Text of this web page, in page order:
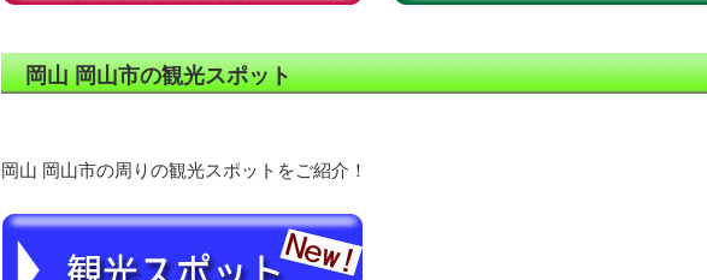
岡山 岡山市の観光スポット
岡山 岡山市の周りの観光スポットをご紹介！